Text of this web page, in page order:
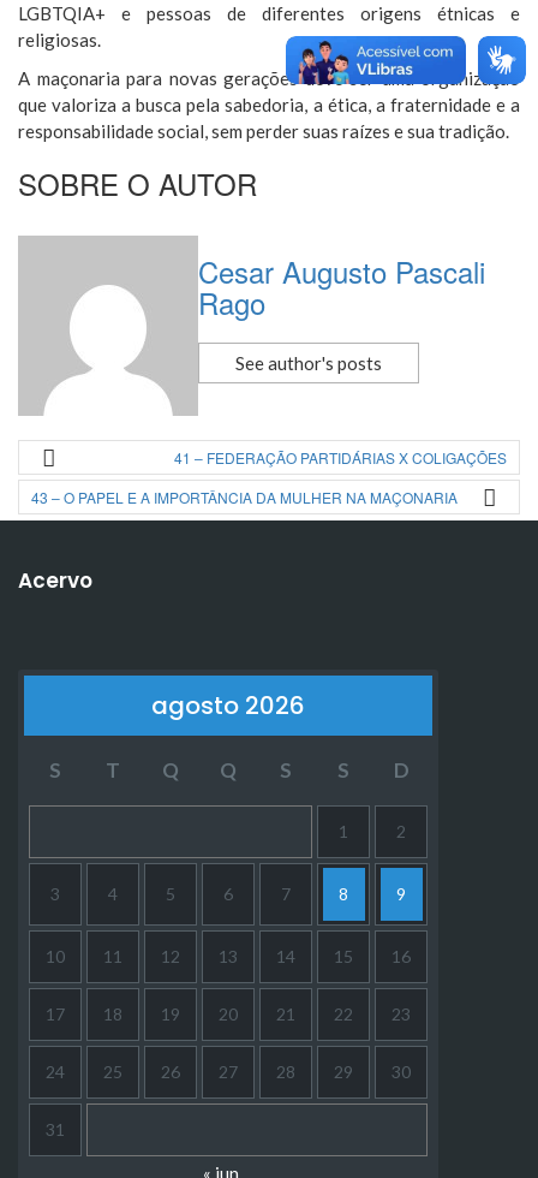
LGBTQIA+ e pessoas de diferentes origens étnicas e
religiosas.
A maçonaria para novas gerações deve ser uma organização
que valoriza a busca pela sabedoria, a ética, a fraternidade e a
responsabilidade social, sem perder suas raízes e sua tradição.
SOBRE O AUTOR
Cesar Augusto Pascali
Rago
See author's posts
41 – FEDERAÇÃO PARTIDÁRIAS X COLIGAÇÕES
43 – O PAPEL E A IMPORTÂNCIA DA MULHER NA MAÇONARIA
Acervo
agosto 2026
S T Q Q S S D
1 2
3 4 5 6 7 8 9
10 11 12 13 14 15 16
17 18 19 20 21 22 23
24 25 26 27 28 29 30
31
« jun